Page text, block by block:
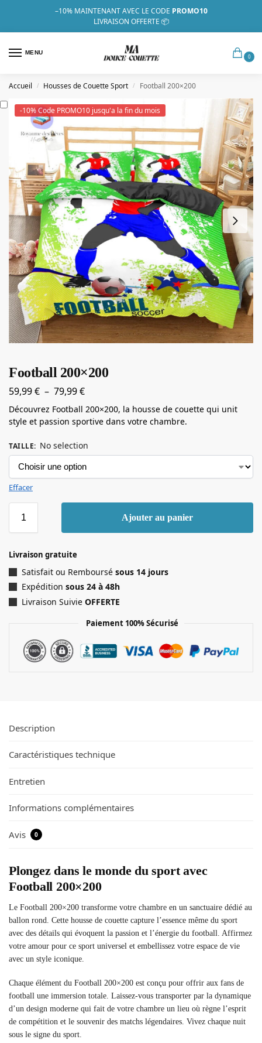
–10% MAINTENANT AVEC LE CODE PROMO10
LIVRAISON OFFERTE 📦
MENU
0
Accueil / Housses de Couette Sport / Football 200×200
-10% Code PROMO10 jusqu'a la fin du mois
Football 200×200
59,99€ – 79,99€
Découvrez Football 200×200, la housse de couette qui unit
style et passion sportive dans votre chambre.
TAILLE: No selection
Effacer
Ajouter au panier
Livraison gratuite
Satisfait ou Remboursé sous 14 jours
Expédition sous 24 à 48h
Livraison Suivie OFFERTE
Paiement 100% Sécurisé
Description
Caractéristiques technique
Entretien
Informations complémentaires
Avis 0
Plongez dans le monde du sport avec
Football 200×200
Le Football 200×200 transforme votre chambre en un sanctuaire dédié au
ballon rond. Cette housse de couette capture l’essence même du sport
avec des détails qui évoquent la passion et l’énergie du football. Affirmez
votre amour pour ce sport universel et embellissez votre espace de vie
avec un style iconique.
Chaque élément du Football 200×200 est conçu pour offrir aux fans de
football une immersion totale. Laissez-vous transporter par la dynamique
d’un design moderne qui fait de votre chambre un lieu où règne l’esprit
de compétition et le souvenir des matchs légendaires. Vivez chaque nuit
sous le signe du sport.